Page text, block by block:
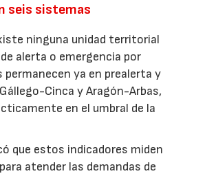
seis sistemas
ninguna unidad territorial
alerta o emergencia por
permanecen ya en prealerta y
Cinca y Aragón-Arbas,
en el umbral de la
que estos indicadores miden
atender las demandas de